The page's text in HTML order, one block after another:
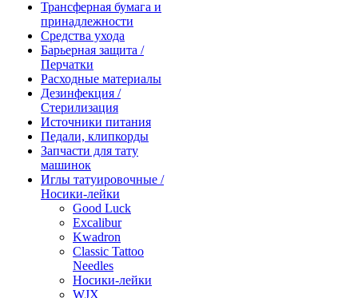
Трансферная бумага и
принадлежности
Средства ухода
Барьерная защита /
Перчатки
Расходные материалы
Дезинфекция /
Стерилизация
Источники питания
Педали, клипкорды
Запчасти для тату
машинок
Иглы татуировочные /
Носики-лейки
Good Luck
Excalibur
Kwadron
Classic Tattoo
Needles
Носики-лейки
WJX